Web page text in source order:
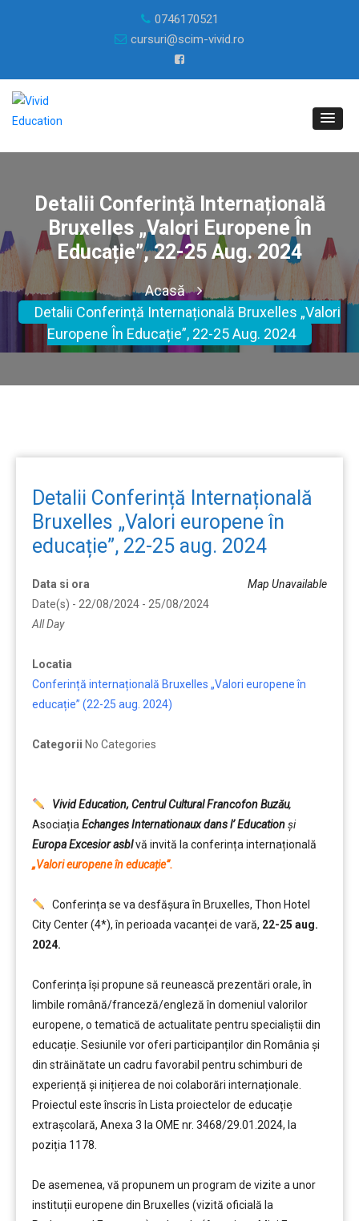
0746170521
cursuri@scim-vivid.ro
Detalii Conferință Internațională
Bruxelles „Valori Europene În
Educație”, 22-25 Aug. 2024
Acasă
Detalii Conferință Internațională Bruxelles „Valori
Europene În Educație”, 22-25 Aug. 2024
Detalii Conferință Internațională
Bruxelles „Valori europene în
educație”, 22-25 aug. 2024
Map Unavailable
Data si ora
Date(s) - 22/08/2024 - 25/08/2024
All Day
Locatia
Conferință internațională Bruxelles „Valori europene în
educație” (22-25 aug. 2024)
Categorii No Categories
Vivid Education, Centrul Cultural Francofon Buzău,
Asociația Echanges Internationaux dans l’ Educationși
Europa Excesior asblvă invită la conferința internațională
„Valori europene în educație”.
Conferința se va desfășura în Bruxelles, Thon Hotel
City Center (4*), în perioada vacanței de vară, 22-25 aug.
2024.
Conferința își propune să reunească prezentări orale, în
limbile română/franceză/engleză în domeniul valorilor
europene, o tematică de actualitate pentru specialiștii din
educație. Sesiunile vor oferi participanților din România și
din străinătate un cadru favorabil pentru schimburi de
experiență și inițierea de noi colaborări internaționale.
Proiectul este înscris în Lista proiectelor de educație
extrașcolară, Anexa 3 la OME nr. 3468/29.01.2024, la
poziția 1178.
De asemenea, vă propunem un program de vizite a unor
instituții europene din Bruxelles (vizită oficială la